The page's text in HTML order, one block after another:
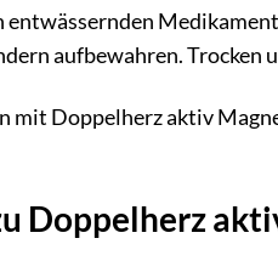
aufbewahren. Trocken
Doppelherz aktiv
Doppelherz